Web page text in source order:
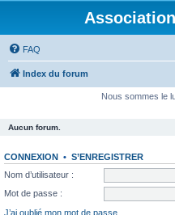
FAQ
Index du forum
Nous sommes le
Aucun forum.
CONNEXION • S’ENREGISTRER
Nom d’utilisateur :
Mot de passe :
J’ai oublié mon mot de passe